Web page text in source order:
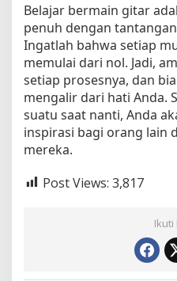
Belajar bermain gitar
penuh dengan
Ingatlah bahwa setiap
memulai dari nol. Jadi,
setiap prosesnya, dan
mengalir dari hati Anda.
suatu saat nanti, Anda
inspirasi bagi orang lain
mereka.
Post Views: 3,817
Ikuti